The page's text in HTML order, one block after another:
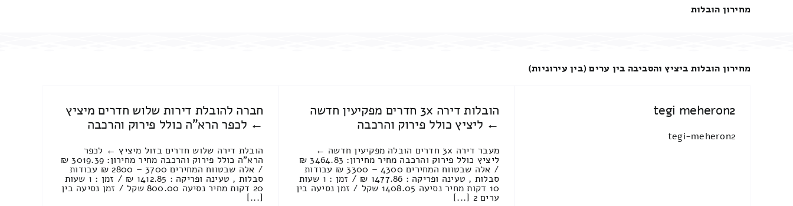
מחירון הובלות
מחירון הובלות ביציץ והסביבה בין ערים (בין עירוניות)
tegi meheron2
tegi-meheron2
הובלות דירה 3x חדרים מפקיעין חדשה
← ליציץ כולל פירוק והרכבה
מעבר דירה 3x חדרים הובלה מפקיעין חדשה ←
ליציץ כולל פירוק והרכבה מחיר מחירון: 3464.83 ₪
/ אלה שבטווח המחירים 4300 – 3300 ₪ עבודות
סבלות , טעינה ופריקה : 1477.86 ₪ / זמן : 1 שעות
10 דקות מחיר נסיעה 1408.05 שקל / זמן נסיעה בין
ערים 2 [...]
חברה להובלת דירות שלוש חדרים מיציץ
← לכפר הרא"ה כולל פירוק והרכבה
הובלת דירה שלוש חדרים בזול מיציץ ← לכפר
הרא"ה כולל פירוק והרכבה מחיר מחירון: 3019.39 ₪
/ אלה שבטווח המחירים 3700 – 2800 ₪ עבודות
סבלות , טעינה ופריקה : 1412.85 ₪ / זמן : 1 שעות
20 דקות מחיר נסיעה 800.00 שקל / זמן נסיעה בין
[...]